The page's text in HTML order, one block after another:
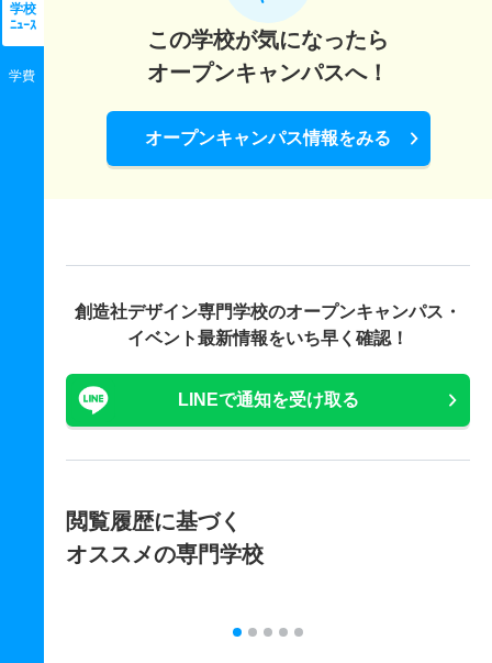
学校
ﾆｭｰｽ
学費
この学校が気になったら
オープンキャンパスへ！
オープンキャンパス情報をみる
創造社デザイン専門学校のオープンキャンパス・
イベント最新情報をいち早く確認！
LINEで通知を受け取る
閲覧履歴に基づく
オススメの専門学校